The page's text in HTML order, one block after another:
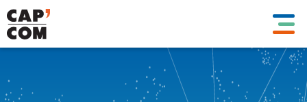
Aller
au
contenu
principal